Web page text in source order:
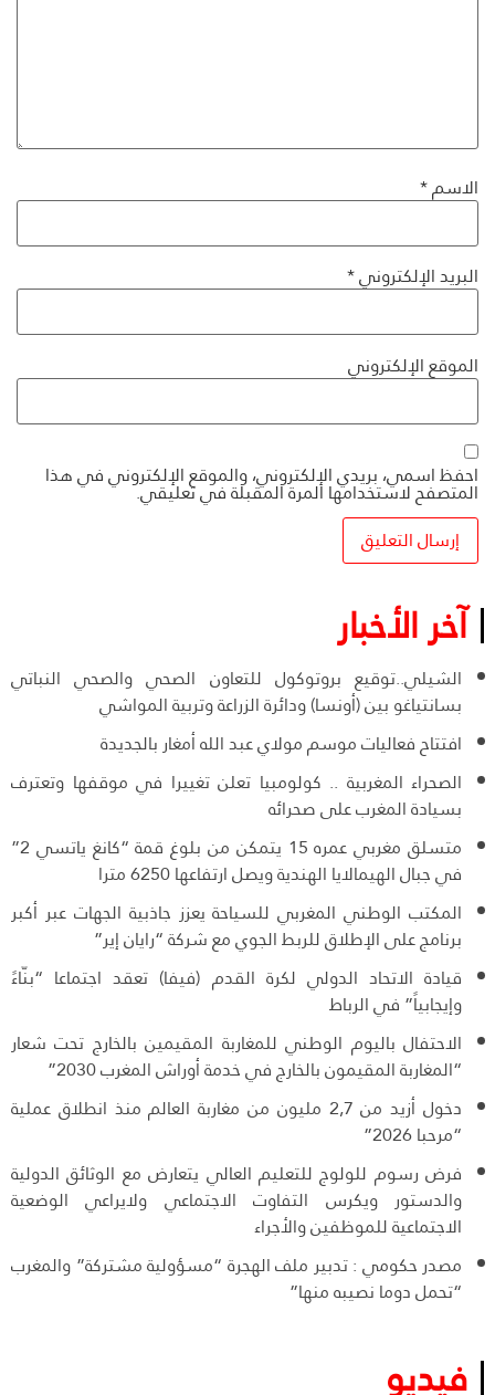
الاسم*
البريد الإلكتروني*
الموقع الإلكتروني
احفظ اسمي، بريدي الإلكتروني، والموقع الإلكتروني في هذا
المتصفح لاستخدامها المرة المقبلة في تعليقي.
آخر الأخبار
الشيلي..توقيع بروتوكول للتعاون الصحي والصحي النباتي
بسانتياغو بين (أونسا) ودائرة الزراعة وتربية المواشي
افتتاح فعاليات موسم مولاي عبد الله أمغار بالجديدة
الصحراء المغربية .. كولومبيا تعلن تغييرا في موقفها وتعترف
بسيادة المغرب على صحرائه
متسلق مغربي عمره 15 يتمكن من بلوغ قمة “كانغ ياتسي 2”
في جبال الهيمالايا الهندية ويصل ارتفاعها 6250 مترا
المكتب الوطني المغربي للسياحة يعزز جاذبية الجهات عبر أكبر
برنامج على الإطلاق للربط الجوي مع شركة “رايان إير”
قيادة الاتحاد الدولي لكرة القدم (فيفا) تعقد اجتماعا “بنّاءً
وإيجابياً” في الرباط
الاحتفال باليوم الوطني للمغاربة المقيمين بالخارج تحت شعار
“المغاربة المقيمون بالخارج في خدمة أوراش المغرب 2030”
دخول أزيد من 2,7 مليون من مغاربة العالم منذ انطلاق عملية
“مرحبا 2026”
فرض رسوم للولوج للتعليم العالي يتعارض مع الوثائق الدولية
والدستور ويكرس التفاوت الاجتماعي ولايراعي الوضعية
الاجتماعية للموظفين والأجراء
مصدر حكومي : تدبير ملف الهجرة “مسؤولية مشتركة” والمغرب
“تحمل دوما نصيبه منها”
فيديو